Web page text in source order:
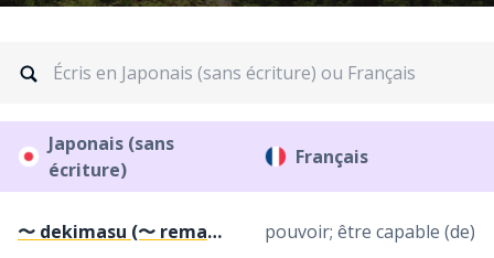
Japonais (sans
écriture)
Français
〜 dekimasu (〜 remasu; 〜 semasu) pouvoir; être capable (de)